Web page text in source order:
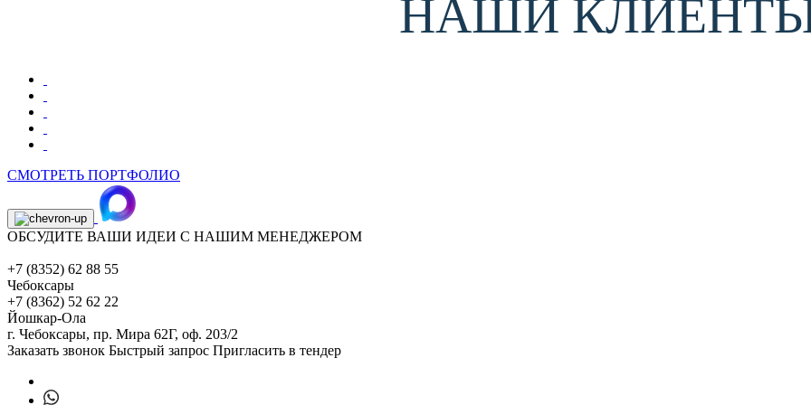
НАШИ
СМОТРЕТЬ ПОРТФОЛИО
ОБСУДИТЕ ВАШИ ИДЕИ С НАШИМ МЕНЕДЖЕРОМ
+7 (8352) 62 88 55
Чебоксары
+7 (8362) 52 62 22
Йошкар-Ола
г. Чебоксары, пр. Мира 62Г, оф. 203/2
Заказать звонок Быстрый запрос Пригласить в тендер